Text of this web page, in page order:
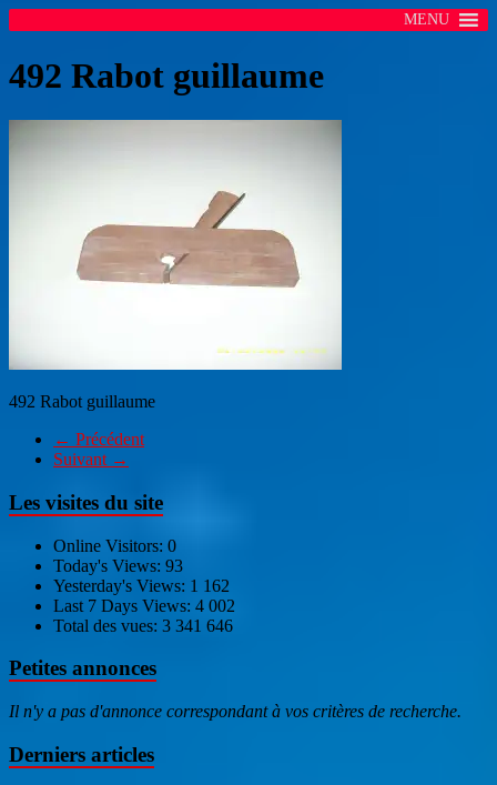
MENU
492 Rabot guillaume
492 Rabot guillaume
← Précédent
Suivant →
Les visites du site
Online Visitors: 0
Today's Views: 93
Yesterday's Views: 1 162
Last 7 Days Views: 4 002
Total des vues: 3 341 646
Petites annonces
Il n'y a pas d'annonce correspondant à vos critères de recherche.
Derniers articles